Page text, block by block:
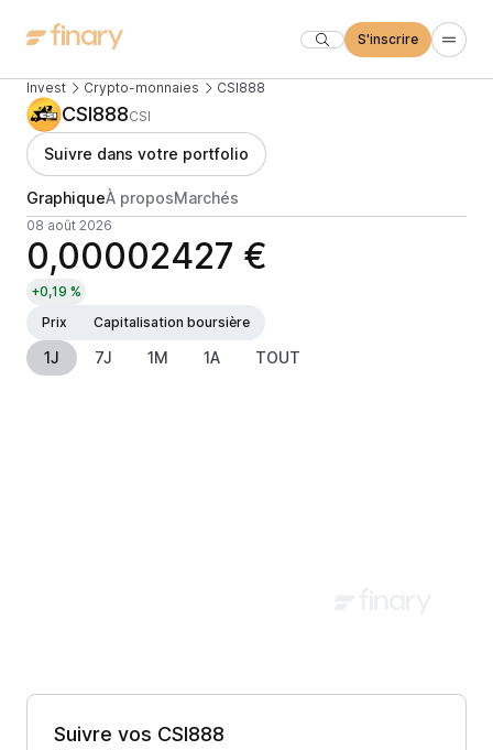
S'inscrire
Invest Crypto-monnaies CSI888
CSI888CSI
Suivre dans votre portfolio
GraphiqueÀ proposMarchés
08 août 2026
0,00002427 €
+0,19 %
Prix
Capitalisation boursière
1J 7J 1M 1A TOUT
Suivre vos CSI888